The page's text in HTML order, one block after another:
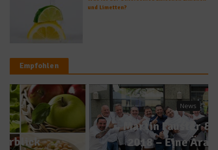
und Limetten?
Empfohlen
News
Martin Fauster & Friends
2018 – Eine Ära geht zu